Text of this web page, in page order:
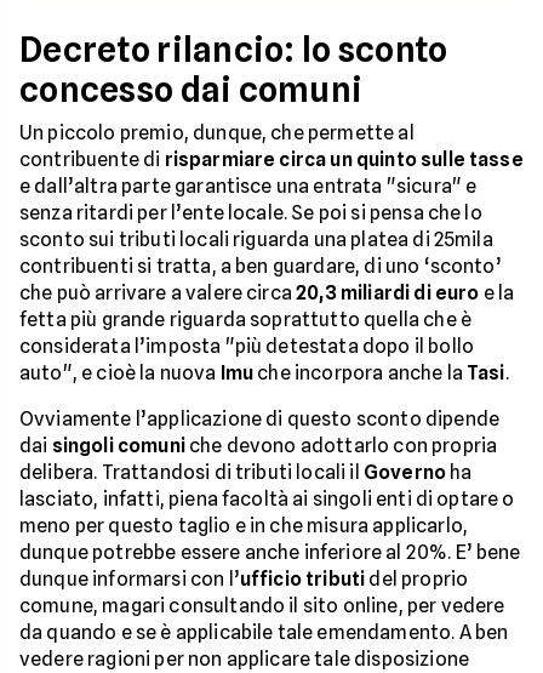
Decreto rilancio: lo sconto
concesso dai comuni
Un piccolo premio, dunque, che permette al
contribuente di risparmiare circa un quinto sulle tasse
e dall’altra parte garantisce una entrata "sicura" e
senza ritardi per l’ente locale. Se poi si pensa che lo
sconto sui tributi locali riguarda una platea di 25mila
contribuenti si tratta, a ben guardare, di uno ‘sconto’
che può arrivare a valere circa20,3 miliardi di euro e la
fetta più grande riguarda soprattutto quella che è
considerata l’imposta "più detestata dopo il bollo
auto", e cioè la nuova Imu che incorpora anche la Tasi.
Ovviamente l’applicazione di questo sconto dipende
dai singoli comuniche devono adottarlo con propria
delibera. Trattandosi di tributi locali il Governo ha
lasciato, infatti, piena facoltà ai singoli enti di optare o
meno per questo taglio e in che misura applicarlo,
dunque potrebbe essere anche inferiore al 20%. E’ bene
dunque informarsi con l’ufficio tributi del proprio
comune, magari consultando il sito online, per vedere
da quando e se è applicabile tale emendamento. A ben
vedere ragioni per non applicare tale disposizione